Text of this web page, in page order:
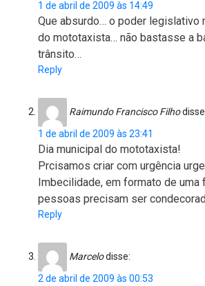
1 de abril de 2009 às 14:49
Que absurdo… o poder legislativo
do mototaxista… não bastasse a
trânsito…
Reply
Raimundo Francisco Filho
1 de abril de 2009 às 23:41
Dia municipal do mototaxista!
Prcisamos criar com urgência
Imbecilidade, em formato de uma
pessoas precisam ser
Reply
Marcelodisse:
2 de abril de 2009 às 00:53